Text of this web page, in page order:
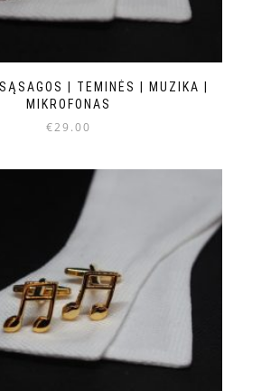
| TEMINĖS | MUZIKA |
MIKROFONAS
€29.00